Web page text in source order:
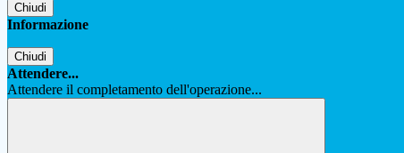
Chiudi
Informazione
Chiudi
Attendere...
Attendere il completamento dell'operazione...